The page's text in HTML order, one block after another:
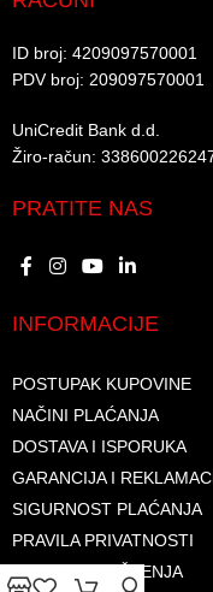
ID broj: 4209097570001​
PDV broj: 209097570001 ​
UniCredit Bank d.d.​
Žiro-račun:
PRATITE NAS
INFORMACIJE
POSTUPAK KUPOVINE
NAČINI PLAĆANJA
DOSTAVA I ISPORUKA
GARANCIJA I
SIGURNOST PLAĆANJA
PRAVILA PRIVATNOSTI
USLOVI KORIŠTENJA